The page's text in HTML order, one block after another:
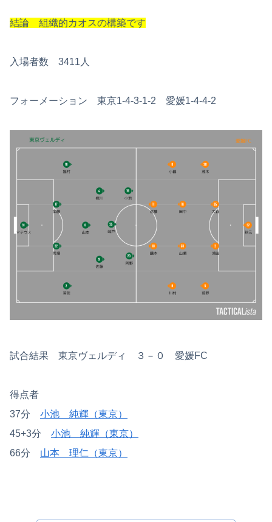
結論 組織的カオスの構築です
入場者数 3411人
フォーメーション 東京1-4-3-1-2 愛媛1-4-4-2
試合結果 東京ヴェルディ ３－０ 愛媛FC
得点者
37分 小池 純輝（東京）
45+3分 小池 純輝（東京）
66分 山本 理仁（東京）